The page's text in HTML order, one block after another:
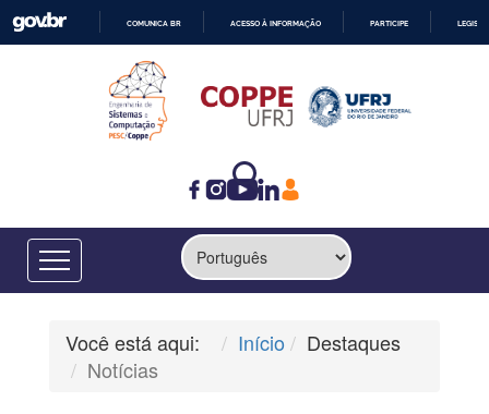
CONTEÚDO
COMUNICA BR ACESSO À INFORMAÇÃO PARTICIPE
Você está aqui: Início
Destaques
Notícias